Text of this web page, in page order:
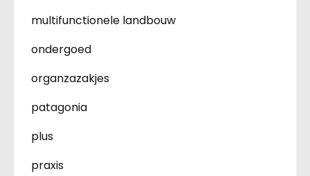
multifunctionele landbouw
ondergoed
organzazakjes
patagonia
plus
praxis